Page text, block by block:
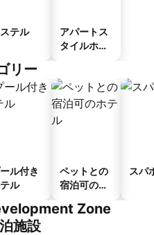
テル
アパートス
タイルホテ
リー
ル付き
ル
ペットとの
宿泊可のホ
スパ
Zone
施設